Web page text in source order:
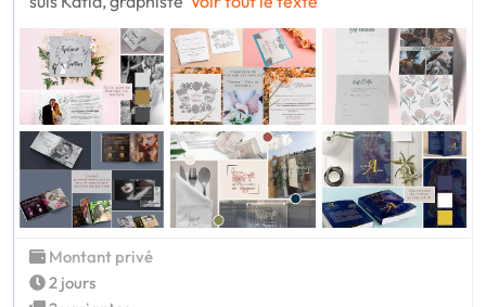
Montant privé
2 jours